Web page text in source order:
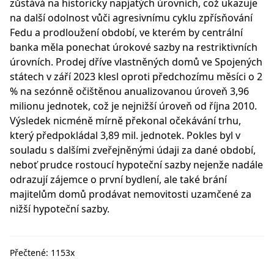
zůstává na historicky napjatých úrovních, což ukazuje
na další odolnost vůči agresivnímu cyklu zpřísňování
Fedu a prodloužení období, ve kterém by centrální
banka měla ponechat úrokové sazby na restriktivních
úrovních. Prodej dříve vlastněných domů ve Spojených
státech v září 2023 klesl oproti předchozímu měsíci o 2
% na sezónně očištěnou anualizovanou úroveň 3,96
milionu jednotek, což je nejnižší úroveň od října 2010.
Výsledek nicméně mírně překonal očekávání trhu,
který předpokládal 3,89 mil. jednotek. Pokles byl v
souladu s dalšími zveřejněnými údaji za dané období,
neboť prudce rostoucí hypoteční sazby nejenže nadále
odrazují zájemce o první bydlení, ale také brání
majitelům domů prodávat nemovitosti uzamčené za
nižší hypoteční sazby.
Přečtené: 1153x